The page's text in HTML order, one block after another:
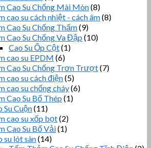
Cao Su Chống Mài Mòn(8)
cao su cách nhiệt - cách âm(8)
Cao Su Chống Thấm(9)
Cao Su Chống Va Đập (10)
Cao Su Ốp Cột(1)
cao su EPDM (6)
Cao Su Chống Trơn Trượt(7)
cao su cách điện(5)
cao su chống cháy(6)
Cao Su Bố Thép (1)
Su Cuộn(11)
cao su xốp bọt(2)
Cao Su Bố Vải(1)
su lót sàn(14)